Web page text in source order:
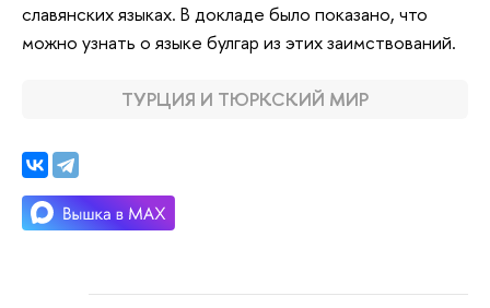
славянских языках. В докладе было показано, что
можно узнать о языке булгар из этих заимствований.
ТУРЦИЯ И ТЮРКСКИЙ МИР